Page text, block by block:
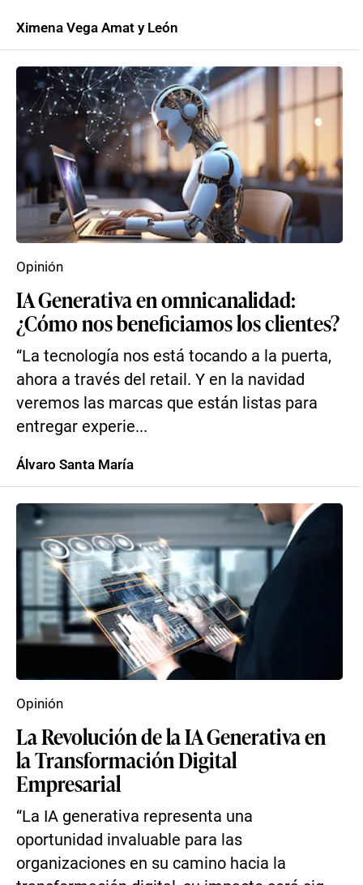
Ximena Vega Amat y León
IA Generativa en omnicanalidad:
¿Cómo nos beneficiamos los clientes?
“La tecnología nos está tocando a la puerta,
ahora a través del retail. Y en la navidad
veremos las marcas que están listas para
entregar experie...
Opinión
Álvaro Santa María
La Revolución de la IA Generativa en
la Transformación Digital
Empresarial
“La IA generativa representa una
oportunidad invaluable para las
organizaciones en su camino hacia la
Opinión